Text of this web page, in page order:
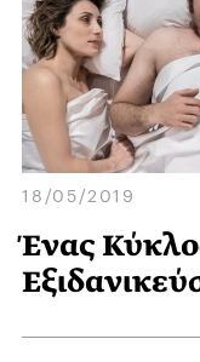
18/05/2019
Ένας